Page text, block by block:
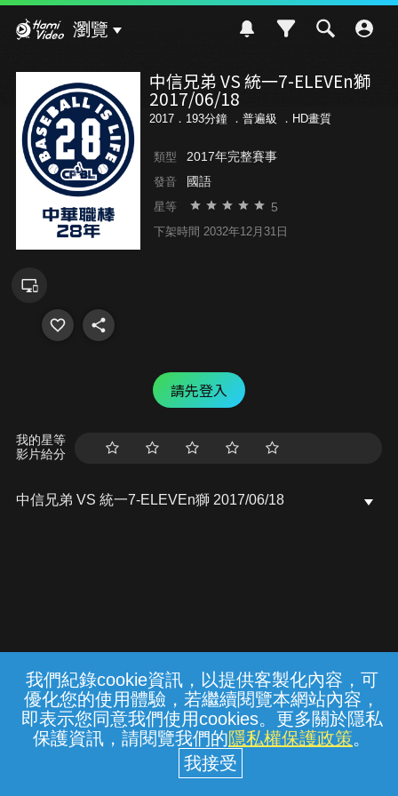
我們紀錄cookie資訊，以提供客製化內容，可
優化您的使用體驗，若繼續閱覽本網站內容，
即表示您同意我們使用cookies。更多關於隱私
保護資訊，請閱覽我們的隱私權保護政策。
瀏覽
中信兄弟 VS 統一7-ELEVEn獅
2017/06/18
2017．193分鐘 ． 普遍級 ．HD畫質
類型 2017年完整賽事
發音 國語
星等 5
下架時間 2032年12月31日
請先登入
我的星等
影片給分
中信兄弟 VS 統一7-ELEVEn獅 2017/06/18
常見問題 線上客服 服務條款 隱私權保護
中華電信股份有限公司個人家庭分公司
(統一編號：96979949) © 2026
{{notifyMsg}}